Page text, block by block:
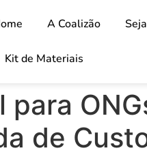
A Coalizão
Kit de Materiais
para
de